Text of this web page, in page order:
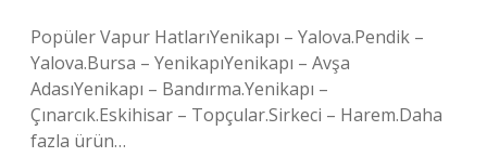
Popüler Vapur HatlarıYenikapı – Yalova.Pendik –
Yalova.Bursa – YenikapıYenikapı – Avşa
AdasıYenikapı – Bandırma.Yenikapı –
Çınarcık.Eskihisar – Topçular.Sirkeci – Harem.Daha
fazla ürün…